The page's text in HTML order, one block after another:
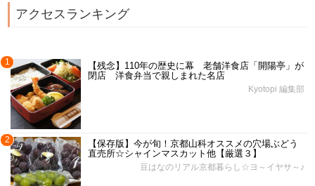
アクセスランキング
1
【残念】110年の歴史に幕 老舗洋食店「開陽亭」が
閉店 洋食弁当で親しまれた名店
Kyotopi 編集部
2
【保存版】今が旬！京都山科オススメの穴場ぶどう
直売所☆シャインマスカット他【厳選３】
豆はなのリアル京都暮らし☆ヨ～イヤサ～♪